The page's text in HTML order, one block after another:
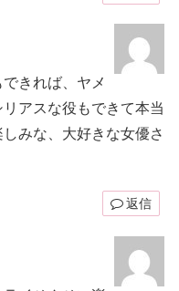
きれば、ヤメ
アスな役もできて本当
みな、大好きな女優さ
返信